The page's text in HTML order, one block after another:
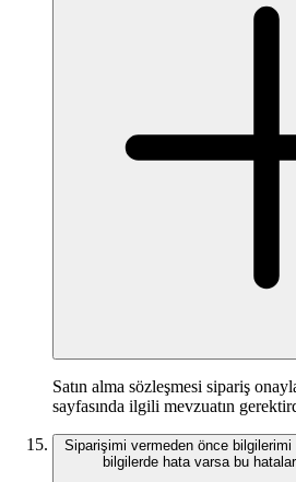
Satın alma sözleşmesi sipariş
sayfasında ilgili mevzuatın
Siparişimi vermeden önce
bilgilerde hata varsa bu